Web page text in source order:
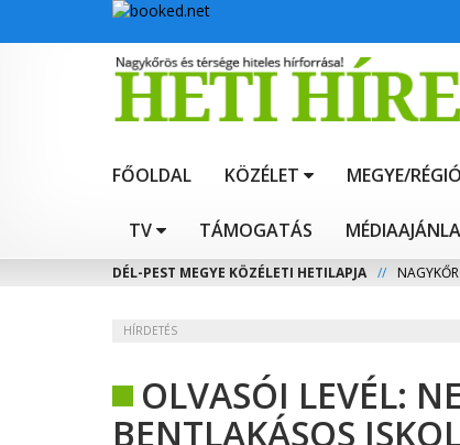
FŐOLDAL KÖZÉLET MEGYE/RÉGIÓ
TV TÁMOGATÁS
DÉL-PEST MEGYE KÖZÉLETI HETILAPJA //
HÍRDETÉS
OLVASÓI LEVÉL:
BENTLAKÁSOS